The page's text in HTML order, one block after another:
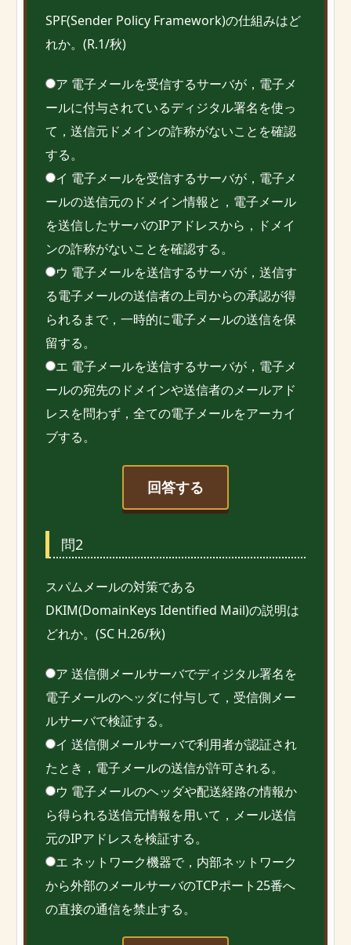
SPF(Sender Policy Framework)の仕組みはど
れか。(R.1/秋)
ア 電子メールを受信するサーバが，電子メ
ールに付与されているディジタル署名を使っ
て，送信元ドメインの詐称がないことを確認
する。
イ 電子メールを受信するサーバが，電子メ
ールの送信元のドメイン情報と，電子メール
を送信したサーバのIPアドレスから，ドメイ
ンの詐称がないことを確認する。
ウ 電子メールを送信するサーバが，送信す
る電子メールの送信者の上司からの承認が得
られるまで，一時的に電子メールの送信を保
留する。
エ 電子メールを送信するサーバが，電子メ
ールの宛先のドメインや送信者のメールアド
レスを問わず，全ての電子メールをアーカイ
ブする。
回答する
問2
スパムメールの対策である
DKIM(DomainKeys Identified Mail)の説明は
どれか。(SC H.26/秋)
ア 送信側メールサーバでディジタル署名を
電子メールのヘッダに付与して，受信側メー
ルサーバで検証する。
イ 送信側メールサーバで利用者が認証され
たとき，電子メールの送信が許可される。
ウ 電子メールのヘッダや配送経路の情報か
ら得られる送信元情報を用いて，メール送信
元のIPアドレスを検証する。
エ ネットワーク機器で，内部ネットワーク
から外部のメールサーバのTCPポート25番へ
の直接の通信を禁止する。